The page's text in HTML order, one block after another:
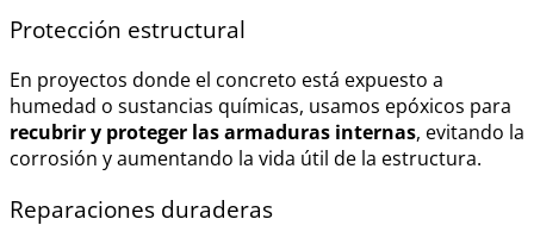
Protección estructural
En proyectos donde el concreto está expuesto a
humedad o sustancias químicas, usamos epóxicos para
recubrir y proteger las armaduras internas, evitando la
corrosión y aumentando la vida útil de la estructura.
Reparaciones duraderas